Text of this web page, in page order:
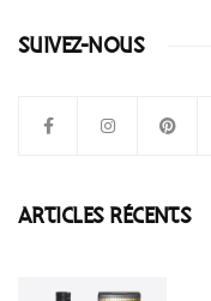
SUIVEZ-NOUS
ARTICLES RÉCENTS